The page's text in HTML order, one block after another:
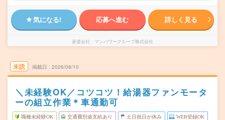
気になる! 応募へ進む 詳しく見る
派遣会社 マンパワーグループ株式会社
未読 掲載日 2026/08/10
＼未経験OK／コツコツ！給湯器ファンモータ
ーの組立作業＊車通勤可
職種未経験OK 交通費別途支給あり 土日祝日が休み WEB登録OK